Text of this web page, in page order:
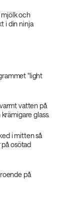
och
i din ninja
"light
vatten på
glass.
i mitten så
på osötad
på